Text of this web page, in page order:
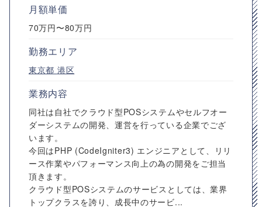
月額単価
70万円〜80万円
勤務エリア
東京都 港区
業務内容
同社は自社でクラウド型POSシステムやセルフオー
ダーシステムの開発、運営を行っている企業でござ
います。
今回はPHP (CodeIgniter3) エンジニアとして、リリ
ース作業やパフォーマンス向上の為の開発をご担当
頂きます。
クラウド型POSシステムのサービスとしては、業界
トップクラスを誇り、成長中のサービ...